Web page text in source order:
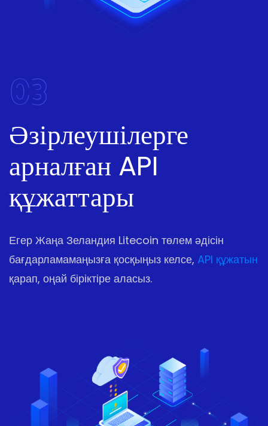
03
Әзірлеушілерге
арналған API
құжаттары
Егер Жаңа Зеландия Litecoin төлем әдісін
бағдарламамаңызға қосқыңыз келсе, API құжатын
қарап, оңай біріктіре аласыз.